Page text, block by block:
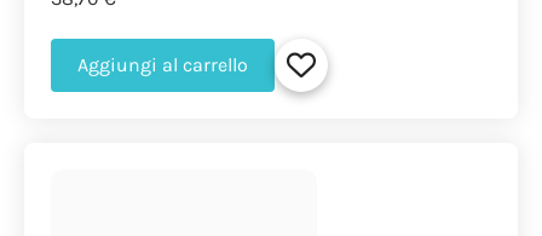
Aggiungi al carrello